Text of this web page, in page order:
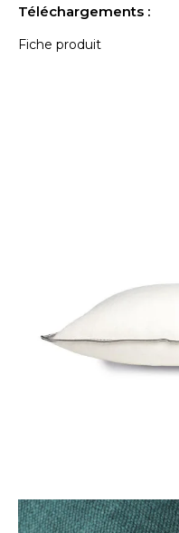
Téléchargements :
Fiche produit